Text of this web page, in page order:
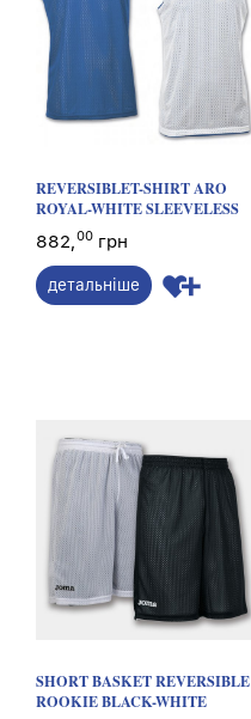
REVERSIBLET-SHIRT ARO
ROYAL-WHITE SLEEVELESS
882,00 грн
детальніше
SHORT BASKET REVERSIBLE
ROOKIE BLACK-WHITE